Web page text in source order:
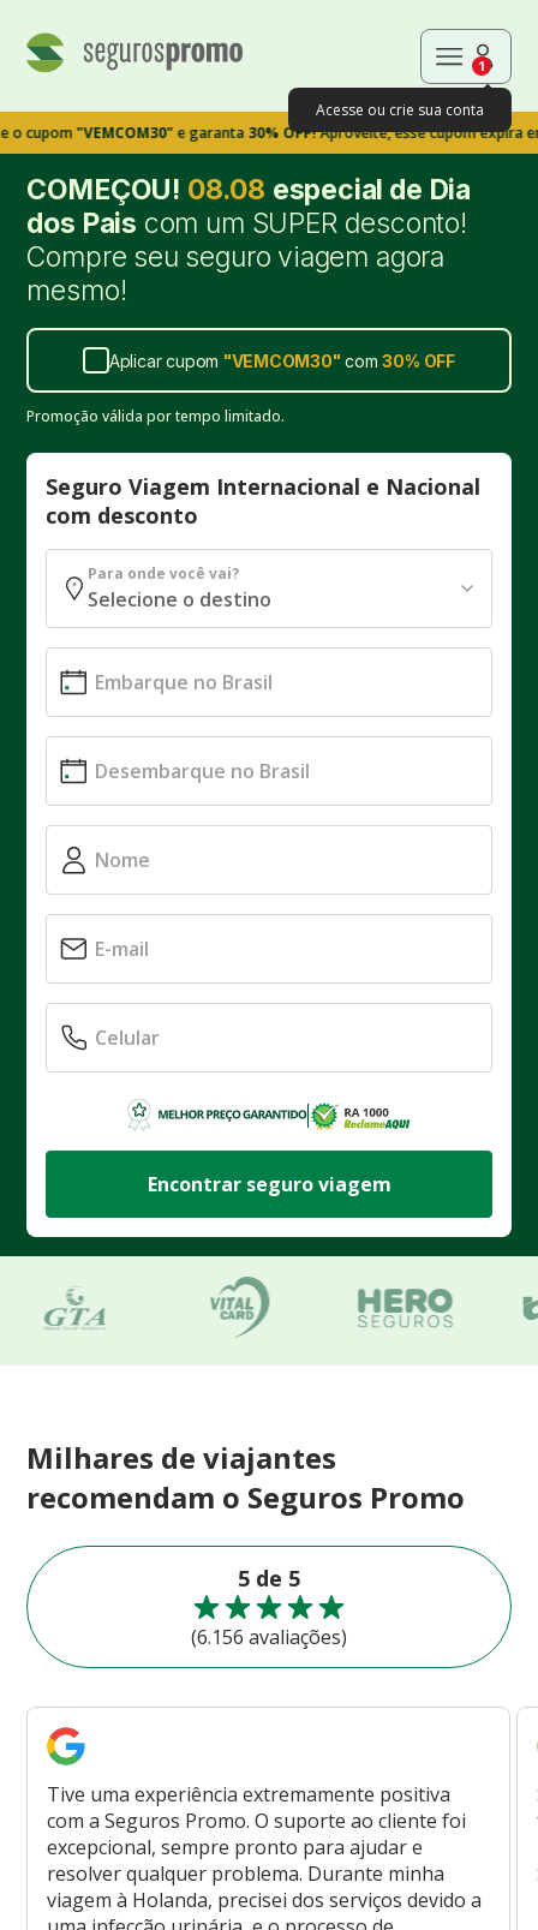
1
Acesse ou crie sua conta
"VEMCOM30"e garanta30% OFF!Aproveite, esse cupom expira em 9m39s
COMEÇOU! 08.08 especial de Dia
dos Pais com um SUPER desconto!
Compre seu seguro viagem agora
mesmo!
Aplicar cupom "VEMCOM30" com30% OFF
Promoção válida por tempo limitado.
Seguro Viagem Internacional e Nacional
com desconto
Para onde você vai?
Encontrar seguro viagem
Milhares de viajantes
recomendam o Seguros Promo
5 de 5
(6.156 avaliações)
Tive uma experiência extremamente positiva
com a Seguros Promo. O suporte ao cliente foi
excepcional, sempre pronto para ajudar e
resolver qualquer problema. Durante minha
viagem à Holanda, precisei dos serviços devido a